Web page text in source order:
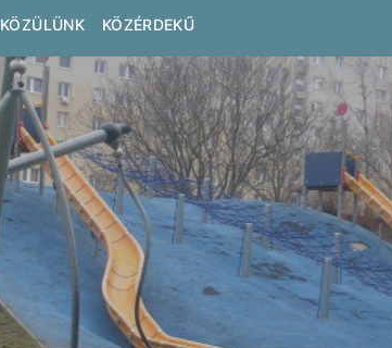
KÖZÜLÜNK KÖZÉRDEKŰ